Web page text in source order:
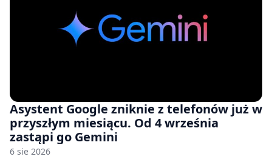
Asystent Google zniknie z telefonów już w
przyszłym miesiącu. Od 4 września
zastąpi go Gemini
6 sie 2026